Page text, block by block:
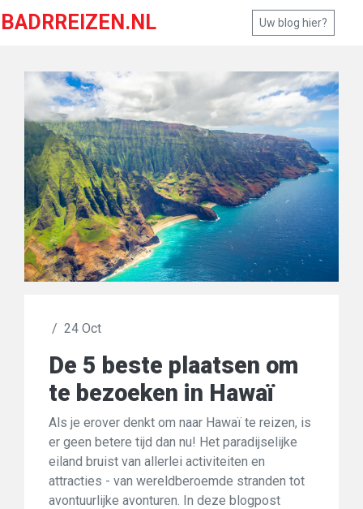
BADRREIZEN.NL Uw blog hier?
/ 24 Oct
De 5 beste plaatsen om
te bezoeken in Hawaï
Als je erover denkt om naar Hawaï te reizen, is
er geen betere tijd dan nu! Het paradijselijke
eiland bruist van allerlei activiteiten en
attracties - van wereldberoemde stranden tot
avontuurlijke avonturen. In deze blogpost